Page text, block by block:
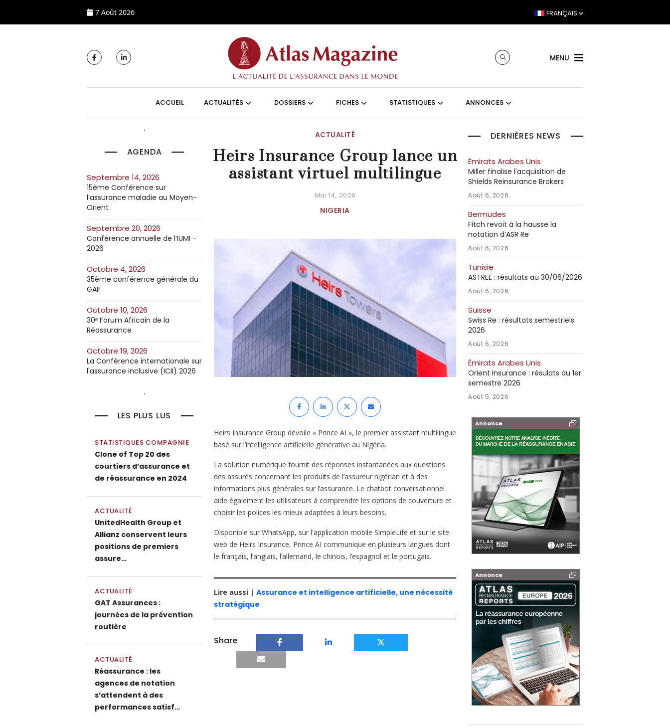
7 Août 2026 FRANÇAIS
MENU
ACCUEIL ACTUALITÉS DOSSIERS FICHES STATISTIQUES ANNONCES
AGENDA
septembre 14, 2026
15ème Conférence sur
l’assurance maladie au Moyen-
Orient
septembre 20, 2026
Conférence annuelle de l’IUMI -
2026
octobre 4, 2026
35ème conférence générale du
GAIF
octobre 10, 2026
30ᵉ Forum Africain de la
Réassurance
octobre 19, 2026
La Conférence internationale sur
l'assurance inclusive (ICII) 2026
LES PLUS LUS
STATISTIQUES COMPAGNIE
Clone of Top 20 des
courtiers d’assurance et
de réassurance en 2024
ACTUALITÉ
UnitedHealth Group et
Allianz conservent leurs
positions de premiers
assure…
ACTUALITÉ
GAT Assurances :
journées de la prévention
routière
ACTUALITÉ
Réassurance : les
agences de notation
s’attendent à des
performances satisf…
ACTUALITÉ
Heirs Insurance Group lance un
assistant virtuel multilingue
Mai 14, 2026
NIGERIA
Heirs Insurance Group dévoile « Prince AI », le premier assistant multilingue
basé sur l’intelligence artificielle générative au Nigéria.
La solution numérique fournit des réponses instantanées aux questions
des assurés concernant les produits de l’assureur nigérian et à des
informations plus générales sur l’assurance. Le chatbot conversationnel
aide également les utilisateurs à comprendre les options de couverture et
choisir les polices les mieux adaptées à leurs besoins.
Disponible sur WhatsApp, sur l'application mobile SimpleLife et sur le site
web de Heirs Insurance, Prince AI communique en plusieurs langues dont
le français, l’anglais, l’allemand, le chinois, l’espagnol et le portugais.
Lire aussi | Assurance et intelligence artificielle, une nécessité
stratégique
Share
DERNIÈRES NEWS
Émirats Arabes Unis
Miller finalise l'acquisition de
Shields Reinsurance Brokers
Août 6, 2026
Bermudes
Fitch revoit à la hausse la
notation d’ASR Re
Août 6, 2026
Tunisie
ASTREE : résultats au 30/06/2026
Août 6, 2026
Suisse
Swiss Re : résultats semestriels
2026
Août 6, 2026
Émirats Arabes Unis
Orient Insurance : résulats du 1er
semestre 2026
Août 5, 2026
Annonce
Annonce